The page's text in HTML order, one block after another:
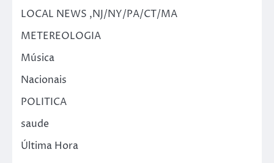
LOCAL NEWS ,NJ/NY/PA/CT/MA
METEREOLOGIA
Música
Nacionais
POLITICA
saude
Última Hora